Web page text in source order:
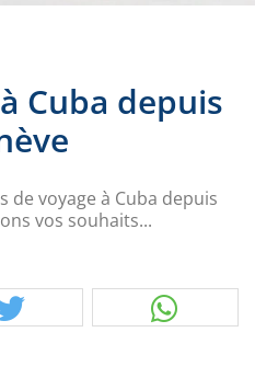
Cuba depuis
de voyage à Cuba depuis
vos souhaits...